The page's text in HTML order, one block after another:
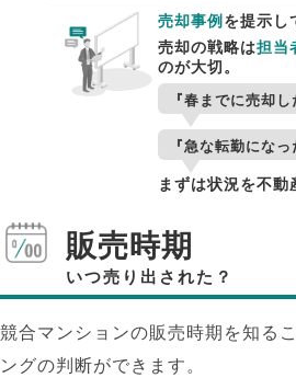
売却事例 を提示し
売却の戦略は担当
のが大切。
『春までに売却し
『急な転勤になっ
まずは状況を不動
販売時期
いつ売り出された？
競合マンションの販売時期を知る
ングの判断ができます。